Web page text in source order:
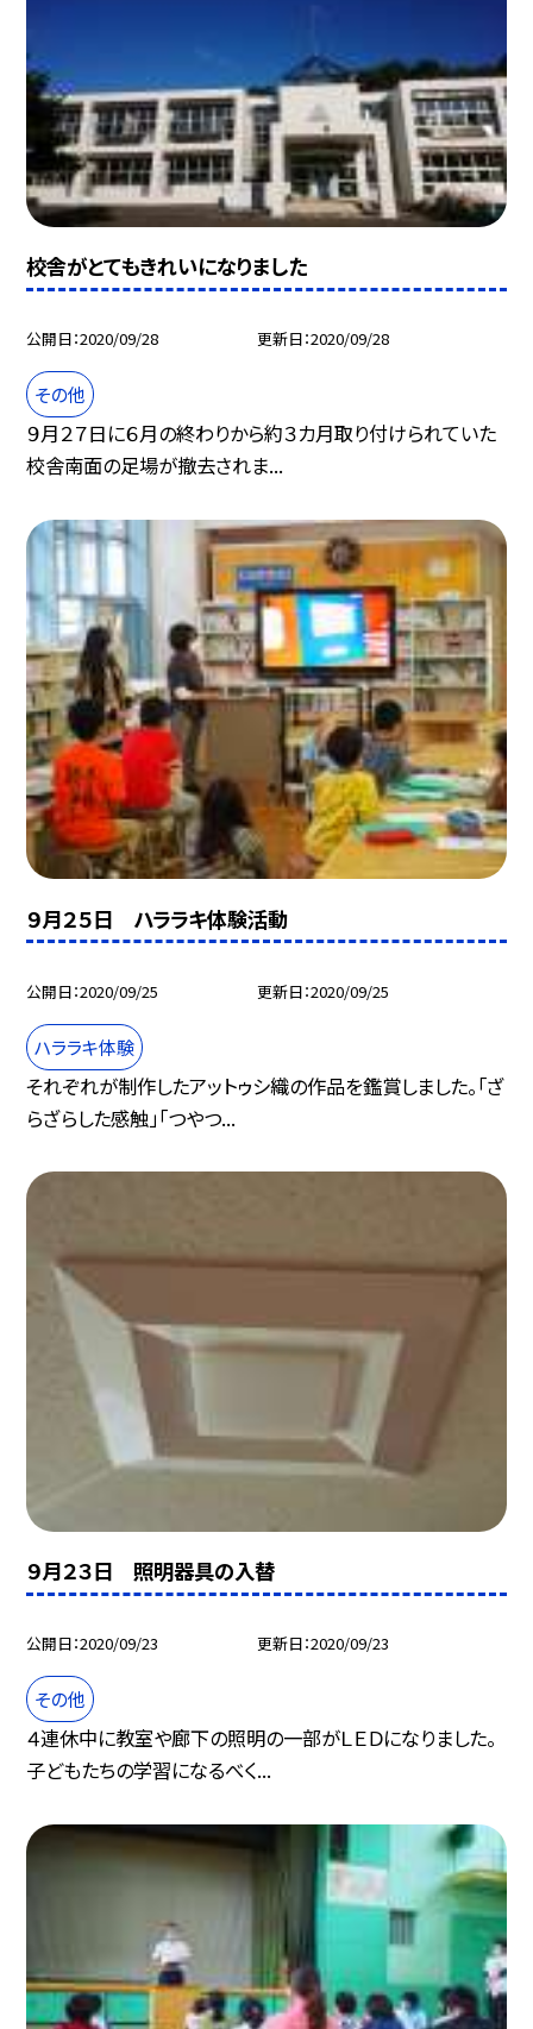
校舎がとてもきれいになりました
公開日 2020/09/28 更新日 2020/09/28
その他
９月２７日に６月の終わりから約３カ月取り付けられていた
校舎南面の足場が撤去されま...
９月２５日 ハララキ体験活動
公開日 2020/09/25 更新日 2020/09/25
ハララキ体験
それぞれが制作したアットゥシ織の作品を鑑賞しました。「ざ
らざらした感触」「つやつ...
９月２３日 照明器具の入替
公開日 2020/09/23 更新日 2020/09/23
その他
４連休中に教室や廊下の照明の一部がＬＥＤになりました。
子どもたちの学習になるべく...